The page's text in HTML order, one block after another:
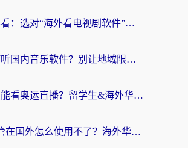
海外党必看：选对“海外看电视剧软件”，再也不用愁国内剧刷不了
国外如何听国内音乐软件？别让地域限制，断了你的中文歌单
海外哪里能看奥运直播？留学生&海外华人必看的体育赛事观赛终极指南
12123交管在国外怎么使用不了？海外华人必看的无缝访问国内资源指南